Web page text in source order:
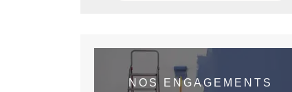
NOS ENGAGEMENTS